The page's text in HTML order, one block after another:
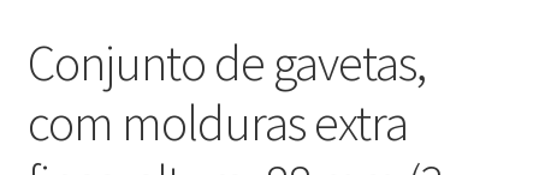
Conjunto de gavetas,
com molduras extra